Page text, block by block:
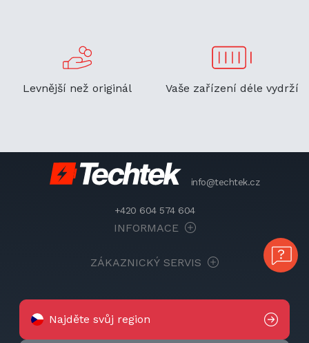
Levnější než originál Vaše zařízení déle vydrží
info@techtek.cz
+420 604 574 604
INFORMACE
ZÁKAZNICKÝ SERVIS
Najděte svůj region